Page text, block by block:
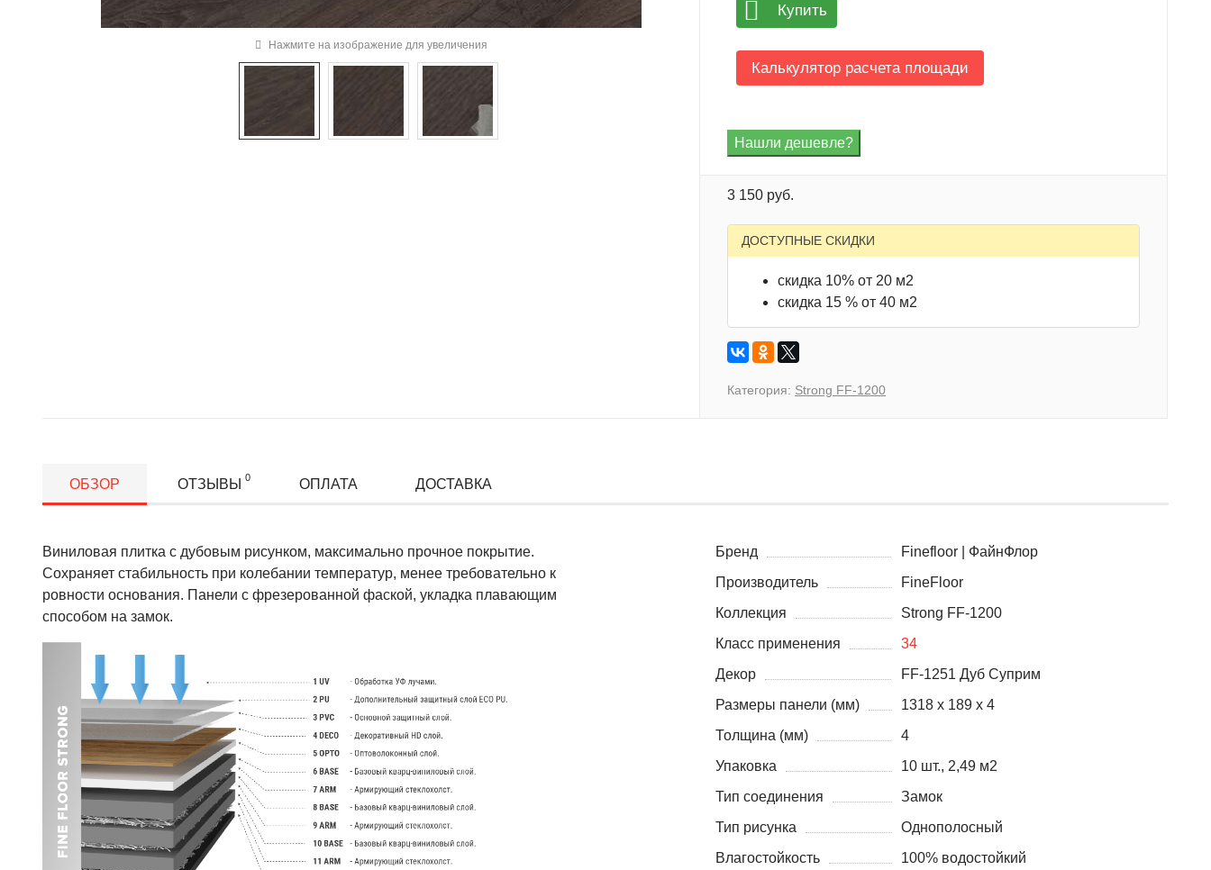
Нажмите на изображение для увеличения
Купить
Калькулятор расчета площади
3 150 руб.
ДОСТУПНЫЕ СКИДКИ
скидка 10% от 20 м2
скидка 15 % от 40 м2
Категория: Strong FF-1200
ОБЗОР ОТЗЫВЫ 0 ОПЛАТА ДОСТАВКА
Виниловая плитка с дубовым рисунком, максимально прочное покрытие.
Сохраняет стабильность при колебании температур, менее требовательно к
ровности основания. Панели с фрезерованной фаской, укладка плавающим
способом на замок.
Бренд
Finefloor | ФайнФлор
Производитель
FineFloor
Коллекция
Strong FF-1200
Класс применения
34
Декор
FF-1251 Дуб Суприм
Размеры панели (мм)
1318 x 189 x 4
Толщина (мм)
4
Упаковка
10 шт., 2,49 м2
Тип соединения
Замок
Тип рисунка
Однополосный
Влагостойкость
100% водостойкий